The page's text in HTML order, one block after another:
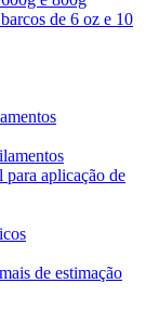
de 6 oz e 10
aplicação de
de estimação